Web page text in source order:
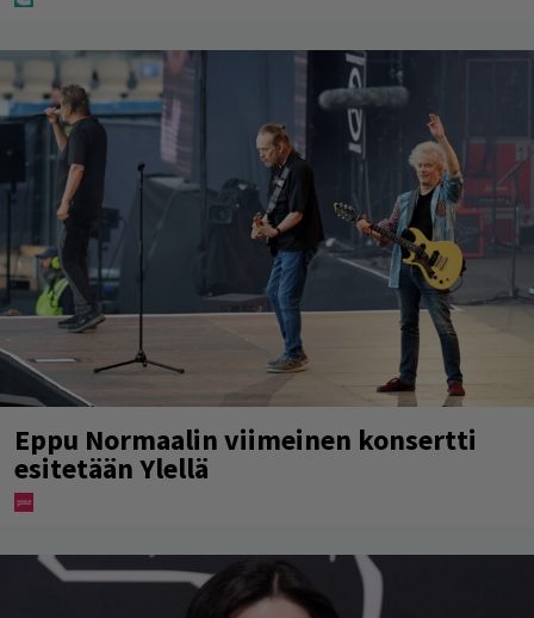
Eppu Normaalin viimeinen konsertti
esitetään Ylellä